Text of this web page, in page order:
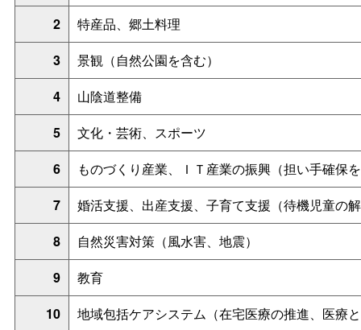
2
特産品、郷土料理
3
景観（自然公園を含む）
4
山陰道整備
5
文化・芸術、スポーツ
6
ものづくり産業、ＩＴ産業の振興（担い手確保
7
婚活支援、出産支援、子育て支援（待機児童の
8
自然災害対策（風水害、地震）
9
教育
10
地域包括ケアシステム（在宅医療の推進、医療